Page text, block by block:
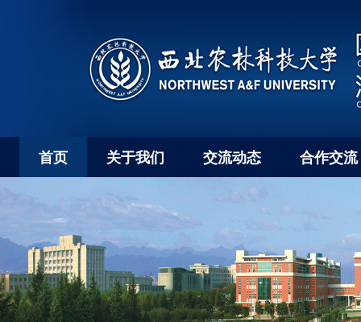
首页 关于我们 交流动态 合作交流